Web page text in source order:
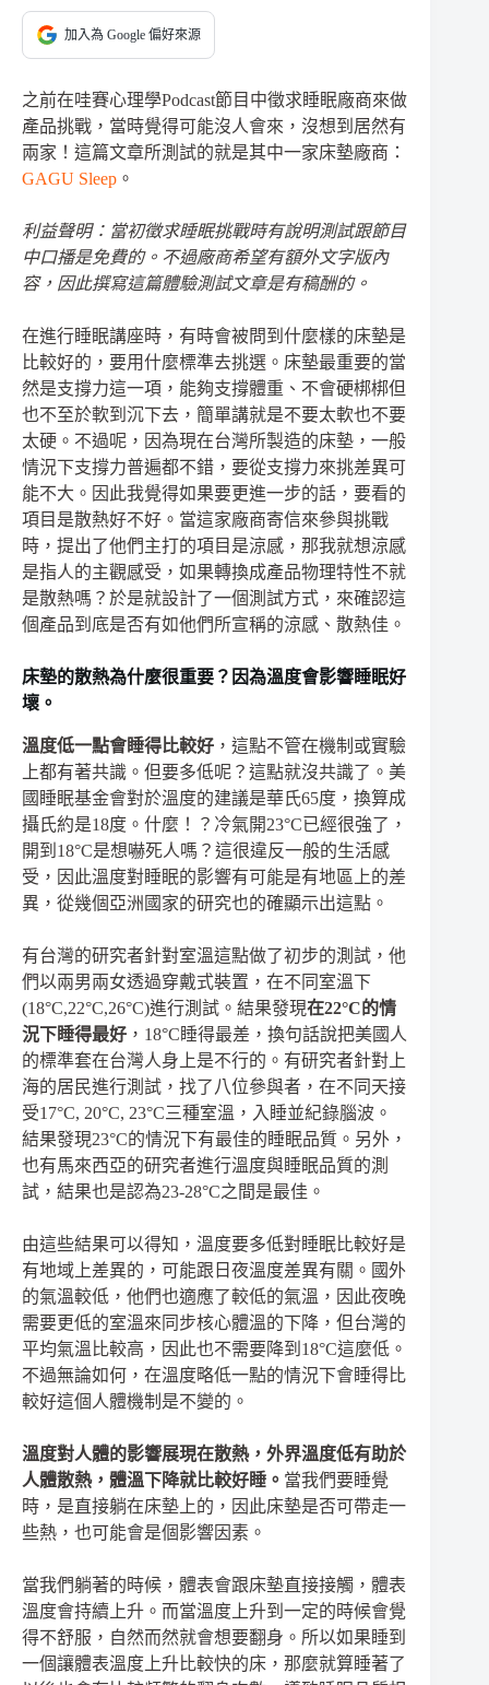
加入為 Google 偏好來源
之前在哇賽心理學Podcast節目中徵求睡眠廠商來做
產品挑戰，當時覺得可能沒人會來，沒想到居然有
兩家！這篇文章所測試的就是其中一家床墊廠商：
GAGU Sleep 。
利益聲明：當初徵求睡眠挑戰時有說明測試跟節目
中口播是免費的。不過廠商希望有額外文字版內
容，因此撰寫這篇體驗測試文章是有稿酬的。
在進行睡眠講座時，有時會被問到什麼樣的床墊是
比較好的，要用什麼標準去挑選。床墊最重要的當
然是支撐力這一項，能夠支撐體重、不會硬梆梆但
也不至於軟到沉下去，簡單講就是不要太軟也不要
太硬。不過呢，因為現在台灣所製造的床墊，一般
情況下支撐力普遍都不錯，要從支撐力來挑差異可
能不大。因此我覺得如果要更進一步的話，要看的
項目是散熱好不好。當這家廠商寄信來參與挑戰
時，提出了他們主打的項目是涼感，那我就想涼感
是指人的主觀感受，如果轉換成產品物理特性不就
是散熱嗎？於是就設計了一個測試方式，來確認這
個產品到底是否有如他們所宣稱的涼感、散熱佳。
床墊的散熱為什麼很重要？因為溫度會影響睡眠好
壞。
溫度低一點會睡得比較好 ，這點不管在機制或實驗
上都有著共識。但要多低呢？這點就沒共識了。美
國睡眠基金會對於溫度的建議是華氏65度，換算成
攝氏約是18度。什麼！？冷氣開23°C已經很強了，
開到18°C是想嚇死人嗎？這很違反一般的生活感
受，因此溫度對睡眠的影響有可能是有地區上的差
異，從幾個亞洲國家的研究也的確顯示出這點。
有台灣的研究者針對室溫這點做了初步的測試，他
們以兩男兩女透過穿戴式裝置，在不同室溫下
(18°C,22°C,26°C)進行測試。結果發現在22°C的情
況下睡得最好 ，18°C睡得最差，換句話說把美國人
的標準套在台灣人身上是不行的。有研究者針對上
海的居民進行測試，找了八位參與者，在不同天接
受17°C, 20°C, 23°C三種室溫，入睡並紀錄腦波。
結果發現23°C的情況下有最佳的睡眠品質。另外，
也有馬來西亞的研究者進行溫度與睡眠品質的測
試，結果也是認為23-28°C之間是最佳。
由這些結果可以得知，溫度要多低對睡眠比較好是
有地域上差異的，可能跟日夜溫度差異有關。國外
的氣溫較低，他們也適應了較低的氣溫，因此夜晚
需要更低的室溫來同步核心體溫的下降，但台灣的
平均氣溫比較高，因此也不需要降到18°C這麼低。
不過無論如何，在溫度略低一點的情況下會睡得比
較好這個人體機制是不變的。
溫度對人體的影響展現在散熱，外界溫度低有助於
人體散熱，體溫下降就比較好睡。 當我們要睡覺
時，是直接躺在床墊上的，因此床墊是否可帶走一
些熱，也可能會是個影響因素。
當我們躺著的時候，體表會跟床墊直接接觸，體表
溫度會持續上升。而當溫度上升到一定的時候會覺
得不舒服，自然而然就會想要翻身。所以如果睡到
一個讓體表溫度上升比較快的床，那麼就算睡著了